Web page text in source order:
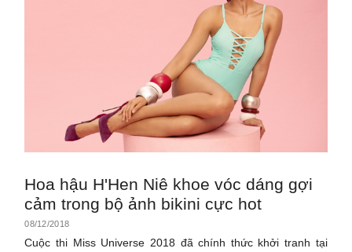
Hoa hậu H'Hen Niê khoe vóc dáng gợi
cảm trong bộ ảnh bikini cực hot
08/12/2018
Cuộc thi Miss Universe 2018 đã chính thức khởi tranh tại